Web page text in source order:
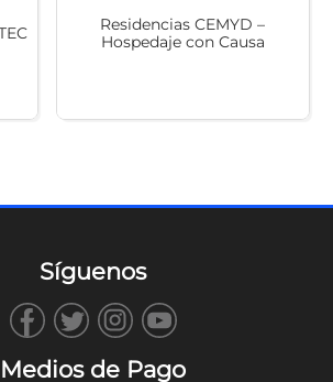
Residencias CEMYD –
Hospedaje con Causa
Síguenos
Medios de Pago